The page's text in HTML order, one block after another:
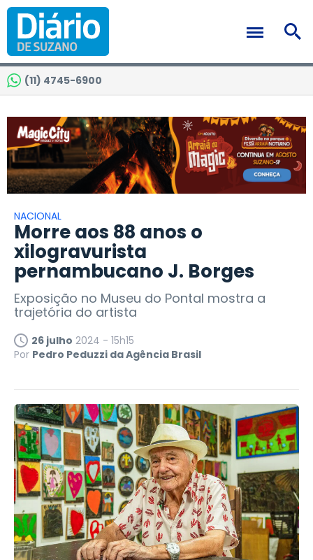
(11) 4745-6900
NACIONAL
Morre aos 88 anos o
xilogravurista
pernambucano J. Borges
Exposição no Museu do Pontal mostra a
trajetória do artista
26 julho 2024 - 15h15
Por Pedro Peduzzi da Agência Brasil